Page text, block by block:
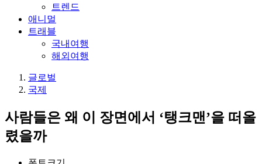
트렌드
애니멀
트래블
국내여행
해외여행
글로벌
국제
사람들은 왜 이 장면에서 ‘탱크맨’을 떠올
렸을까